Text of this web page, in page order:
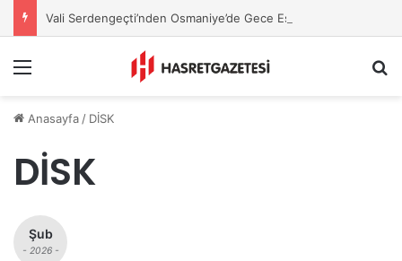
Vali Serdengeçti’nden Osmaniye’de Gece Esnaf Turu
Anasayfa / DİSK
DİSK
Şub
- 2026 -